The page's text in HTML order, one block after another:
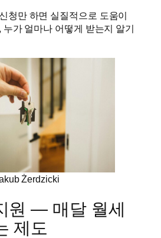
청만 하면 실질적으로 도움이
가 얼마나 어떻게 받는지 알기
Żerdzicki
원 — 매달 월세
제도